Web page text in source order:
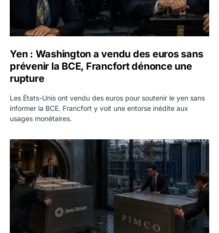
Yen : Washington a vendu des euros sans
prévenir la BCE, Francfort dénonce une
rupture
Les États-Unis ont vendu des euros pour soutenir le yen sans
informer la BCE. Francfort y voit une entorse inédite aux
usages monétaires.
Jane Street négocie le transfert de 11 milliards de